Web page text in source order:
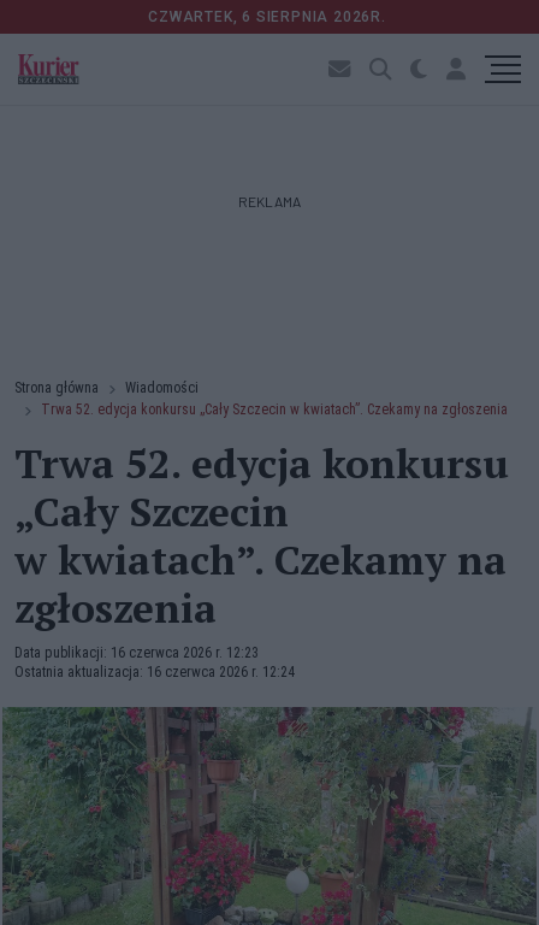
CZWARTEK, 6 SIERPNIA 2026R.
REKLAMA
Strona główna
Wiadomości
Trwa 52. edycja konkursu „Cały Szczecin w kwiatach”. Czekamy na zgłoszenia
Trwa 52. edycja konkursu
„Cały Szczecin
w kwiatach”. Czekamy na
zgłoszenia
Data publikacji: 16 czerwca 2026 r. 12:23
Ostatnia aktualizacja: 16 czerwca 2026 r. 12:24